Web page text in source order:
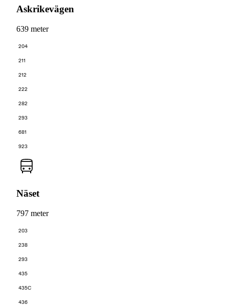
Askrikevägen
639 meter
204
211
212
222
282
293
681
923
Näset
797 meter
203
238
293
435
435C
436